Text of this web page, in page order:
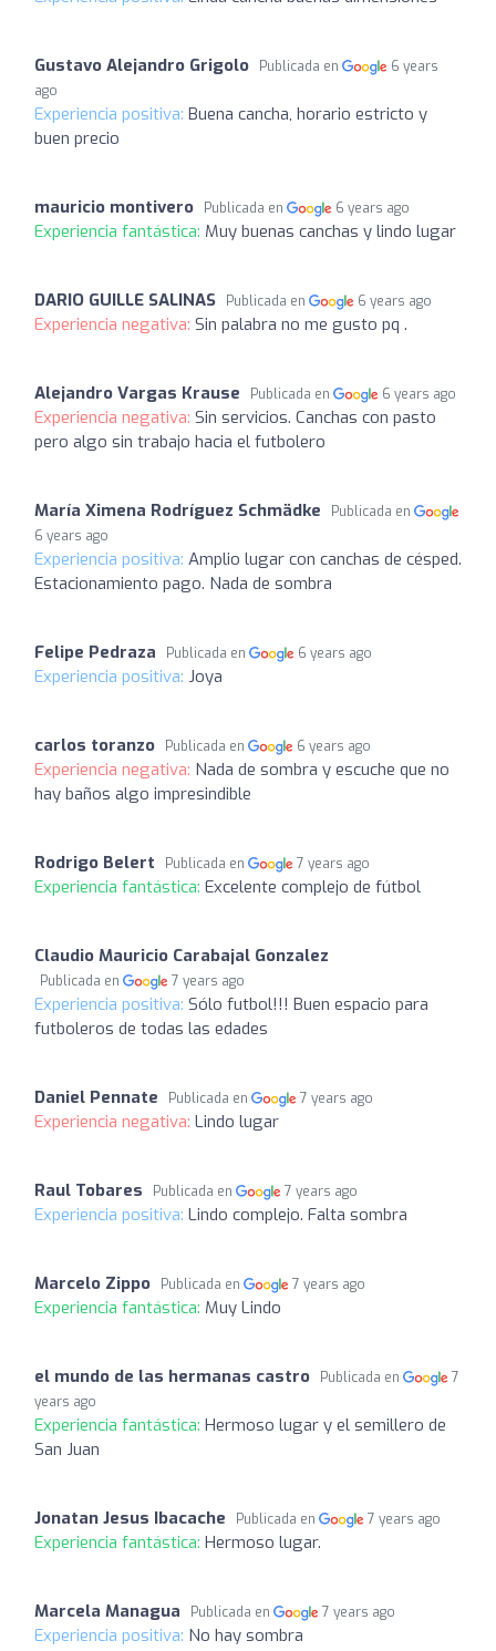
Gustavo Alejandro Grigolo Publicada en
6 years
ago
Experiencia positiva: Buena cancha, horario estricto y
buen precio
mauricio montivero Publicada en 6 years ago
Experiencia fantástica: Muy buenas canchas y lindo lugar
DARIO GUILLE SALINAS Publicada en 6 years ago
Experiencia negativa: Sin palabra no me gusto pq .
Alejandro Vargas Krause Publicada en 6 years ago
Experiencia negativa: Sin servicios. Canchas con pasto
pero algo sin trabajo hacia el futbolero
María Ximena Rodríguez Schmädke
Publicada en
6 years ago
Experiencia positiva: Amplio lugar con canchas de césped.
Estacionamiento pago. Nada de sombra
Felipe Pedraza Publicada en 6 years ago
Experiencia positiva: Joya
carlos toranzo Publicada en 6 years ago
Experiencia negativa: Nada de sombra y escuche que no
hay baños algo impresindible
Rodrigo Belert Publicada en 7 years ago
Experiencia fantástica: Excelente complejo de fútbol
Claudio Mauricio Carabajal Gonzalez
Publicada en 7 years ago
Experiencia positiva: Sólo futbol!!! Buen espacio para
futboleros de todas las edades
Daniel Pennate Publicada en 7 years ago
Experiencia negativa: Lindo lugar
Raul Tobares Publicada en 7 years ago
Experiencia positiva: Lindo complejo. Falta sombra
Marcelo Zippo Publicada en 7 years ago
Experiencia fantástica: Muy Lindo
el mundo de las hermanas castro Publicada en
7
years ago
Experiencia fantástica: Hermoso lugar y el semillero de
San Juan
Jonatan Jesus Ibacache Publicada en 7 years ago
Experiencia fantástica: Hermoso lugar.
Marcela Managua Publicada en 7 years ago
Experiencia positiva: No hay sombra